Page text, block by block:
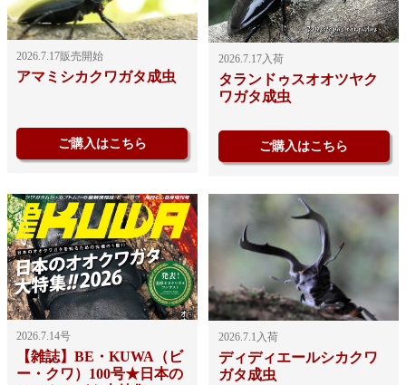
2026.7.17販売開始
アマミシカクワガタ成虫
ご購入はこちら
2026.7.17入荷
タランドゥスオオツヤク
ワガタ成虫
ご購入はこちら
2026.7.14号
【雑誌】BE・KUWA（ビ
ー・クワ）100号★日本の
2026.7.1入荷
ディディエールシカクワ
ガタ成虫